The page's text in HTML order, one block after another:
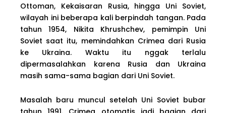
Ottoman, Kekaisaran Rusia, hingga Uni Soviet,
wilayah ini beberapa kali berpindah tangan. Pada
tahun 1954, Nikita Khrushchev, pemimpin Uni
Soviet saat itu, memindahkan Crimea dari Rusia
ke Ukraina. Waktu itu nggak terlalu
dipermasalahkan karena Rusia dan Ukraina
masih sama-sama bagian dari Uni Soviet.
Masalah baru muncul setelah Uni Soviet bubar